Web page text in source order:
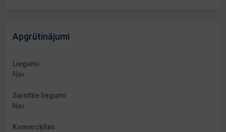
Apgrūtinājumi
Liegumi
Nav
Saistītie liegumi
Nav
Komercķīlas